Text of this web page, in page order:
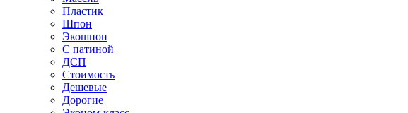
Пластик
Шпон
Экошпон
С патиной
ДСП
Стоимость
Дешевые
Дорогие